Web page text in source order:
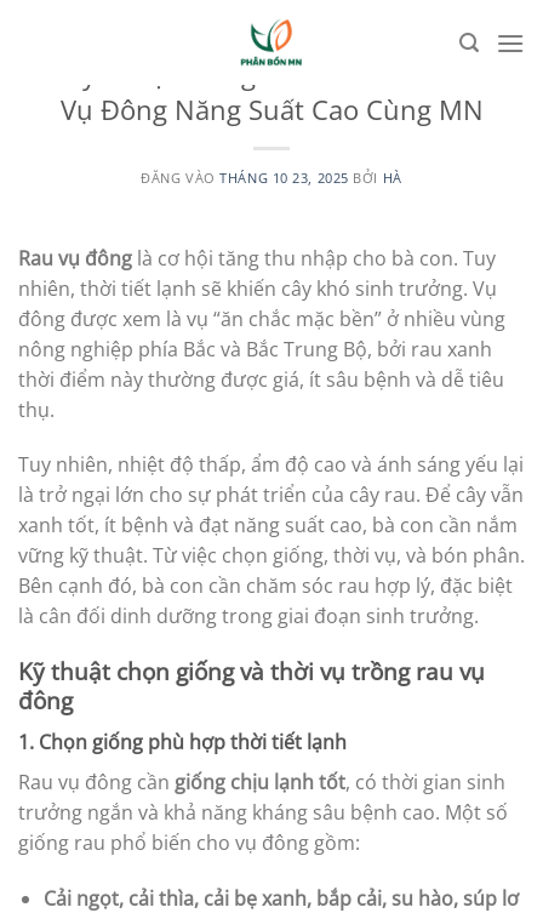
UNCATEGORIZED
Kỹ Thuật Trồng Và Bón Phân Rau
Vụ Đông Năng Suất Cao Cùng MN
ĐĂNG VÀOTHÁNG 10 23, 2025 BỞI HÀ
Rau vụ đông là cơ hội tăng thu nhập cho bà con. Tuy
nhiên, thời tiết lạnh sẽ khiến cây khó sinh trưởng. Vụ
đông được xem là vụ “ăn chắc mặc bền” ở nhiều vùng
nông nghiệp phía Bắc và Bắc Trung Bộ, bởi rau xanh
thời điểm này thường được giá, ít sâu bệnh và dễ tiêu
thụ.
Tuy nhiên, nhiệt độ thấp, ẩm độ cao và ánh sáng yếu lại
là trở ngại lớn cho sự phát triển của cây rau. Để cây vẫn
xanh tốt, ít bệnh và đạt năng suất cao, bà con cần nắm
vững kỹ thuật. Từ việc chọn giống, thời vụ, và bón phân.
Bên cạnh đó, bà con cần chăm sóc rau hợp lý, đặc biệt
là cân đối dinh dưỡng trong giai đoạn sinh trưởng.
Kỹ thuật chọn giống và thời vụ trồng rau vụ
đông
1. Chọn giống phù hợp thời tiết lạnh
Rau vụ đông cần giống chịu lạnh tốt, có thời gian sinh
trưởng ngắn và khả năng kháng sâu bệnh cao. Một số
giống rau phổ biến cho vụ đông gồm:
Cải ngọt, cải thìa, cải bẹ xanh, bắp cải, su hào, súp lơ